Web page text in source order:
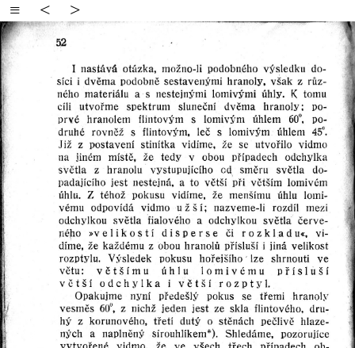
≡ < >